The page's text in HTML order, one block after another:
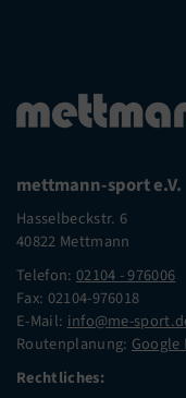
mettmann-sport e.V.
Hasselbeckstr. 6
40822 Mettmann
Telefon: 02104 - 976006
Fax: 02104-976018
E-Mail: info@me-
Routenplanung: Google
Rechtliches: